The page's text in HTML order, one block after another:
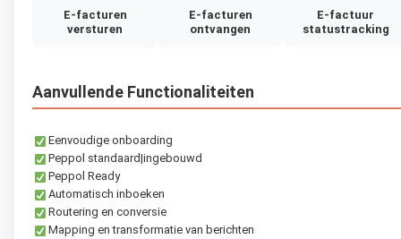
E-facturen
versturen
E-facturen
ontvangen
E-factuur
statustracking
Aanvullende Functionaliteiten
Eenvoudige onboarding
Peppol standaard|ingebouwd
Peppol Ready
Automatisch inboeken
Routering en conversie
Mapping en transformatie van berichten